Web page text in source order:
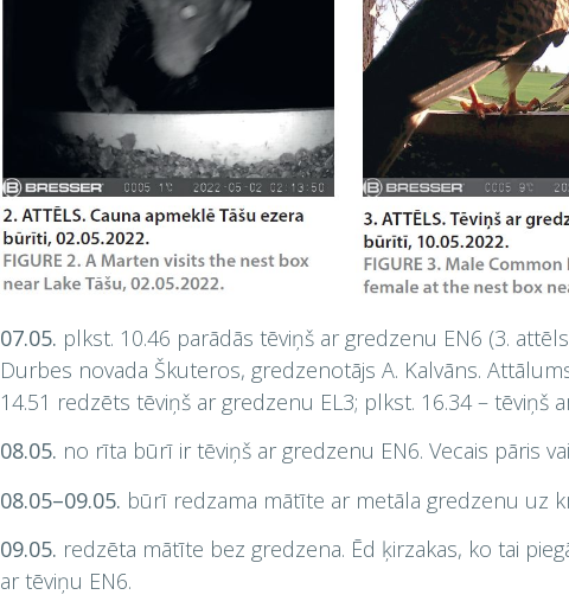
07.05. plkst. 10.46 parādās tēviņš ar gredzenu EN6 (3.
Durbes novada Škuteros, gredzenotājs A. Kalvāns.
14.51 redzēts tēviņš ar gredzenu EL3; plkst. 16.34 – tēviņš
08.05. no rīta būrī ir tēviņš ar gredzenu EN6. Vecais pāris
08.05–09.05. būrī redzama mātīte ar metāla gredzenu uz
09.05. redzēta mātīte bez gredzena. Ēd ķirzakas, ko tai
ar tēviņu EN6.